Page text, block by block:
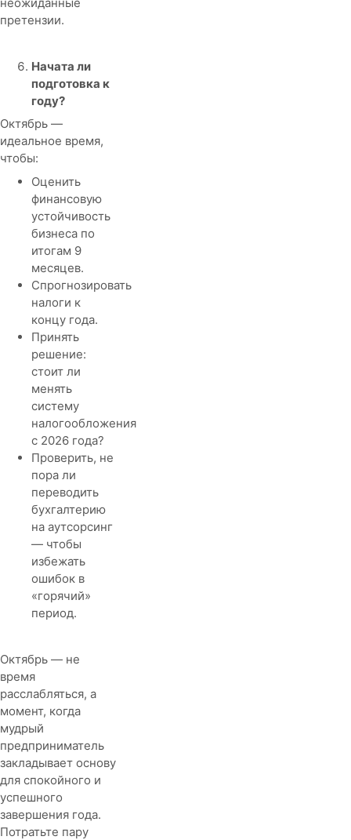
претензии.
Начата ли
подготовка к
году?
Октябрь —
идеальное время,
чтобы:
Оценить
финансовую
устойчивость
бизнеса по
итогам 9
месяцев.
Спрогнозировать
налоги к
концу года.
Принять
решение:
стоит ли
менять
систему
налогообложения
с 2026 года?
Проверить, не
пора ли
переводить
бухгалтерию
на аутсорсинг
— чтобы
избежать
ошибок в
«горячий»
период.
Октябрь — не
время
расслабляться, а
момент, когда
мудрый
предприниматель
закладывает основу
для спокойного и
успешного
завершения года.
Потратьте пару